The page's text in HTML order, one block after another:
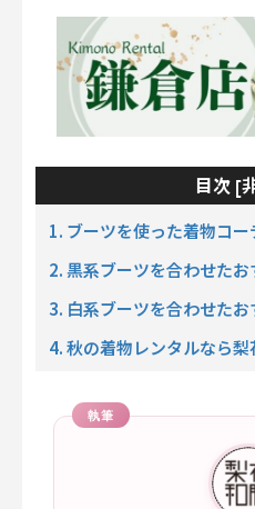
目次 [
1. ブーツを使った着物コー
2. 黒系ブーツを合わせた
3. 白系ブーツを合わせた
4. 秋の着物レンタルなら梨
執筆